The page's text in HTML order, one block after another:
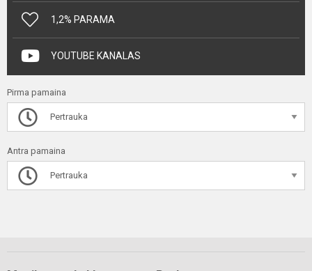
1,2% PARAMA
YOUTUBE KANALAS
Pirma pamaina
Pertrauka
Antra pamaina
Pertrauka